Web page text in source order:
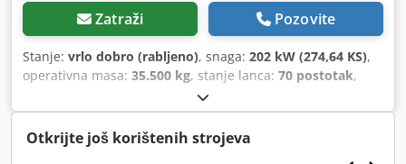
Zatraži Pozovite
Stanje: vrlo dobro (rabljeno), snaga: 202 kW (274,64 KS),
operativna masa: 35.500 kg, stanje lanca: 70 postotak,
, radni sati:
klima-uređaj,
Otkrijte još korištenih strojeva